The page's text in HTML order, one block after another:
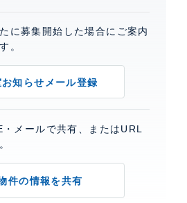
に募集開始した場合にご案内
。
お知らせメール登録
メールで共有、またはURL
件の情報を共有